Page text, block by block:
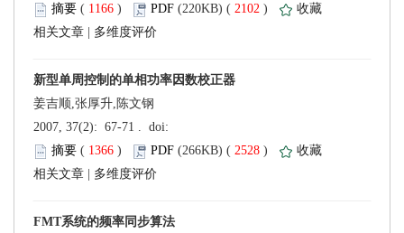
( ) 2102 )
姜吉顺,张厚升,陈文钢
( ) 2528 )